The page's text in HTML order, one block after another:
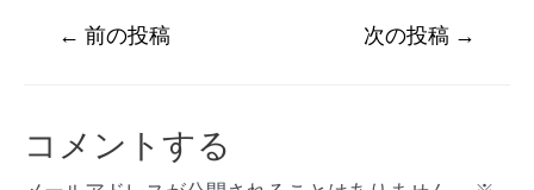
← 前の投稿 次の投稿 →
コメントする